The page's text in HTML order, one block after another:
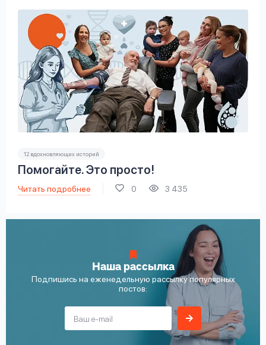
12 вдохновляющих историй
Помогайте. Это просто!
Читать подробнее 0 3 435
Наша рассылка
Подпишись на еженедельную рассылку популярных
постов: